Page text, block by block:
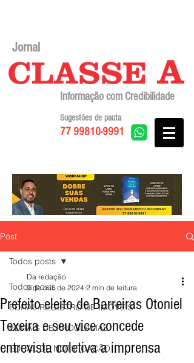
Jornal
Informação com Credibilidade
77 99810-9991
Sugestões de pauta
Post
Todos posts
EDITAL REGISTRO DE IMÓVEIS
EDITAIS DE PROCLAMAS
EDITAL DE NOTIFICAÇÃO
Todos posts
Prefeito eleito de Barreiras Otoniel
Texeira e seu vice concede
entrevista coletiva a imprensa
Da redação
9 de out. de 2024 2 min de leitura